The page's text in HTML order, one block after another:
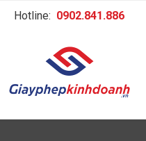
Hotline: 0902.841.886